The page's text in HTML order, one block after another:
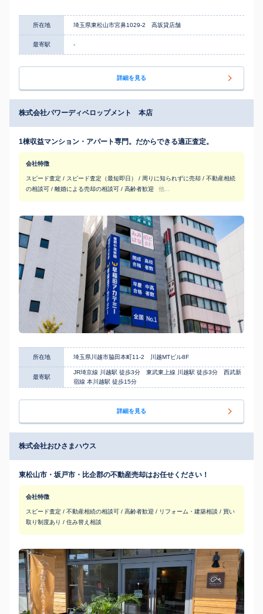
所在地 埼玉県東松山市宮鼻1029-2 高坂貸店舗
最寄駅 -
詳細を見る
株式会社パワーディベロップメント 本店
1棟収益マンション・アパート専門。だからできる適正査定。
会社特徴
スピード査定 / スピード査定（最短即日） / 周りに知られずに売却 / 不動産相続
の相談可 / 離婚による売却の相談可 / 高齢者歓迎
他...
所在地 埼玉県川越市脇田本町11-2 川越MTビル8F
最寄駅
JR埼京線 川越駅 徒歩3分 東武東上線 川越駅 徒歩3分 西武新
宿線 本川越駅 徒歩15分
詳細を見る
株式会社おひさまハウス
東松山市・坂戸市・比企郡の不動産売却はお任せください！
会社特徴
スピード査定 / 不動産相続の相談可 / 高齢者歓迎 / リフォーム・建築相談 / 買い
取り制度あり / 住み替え相談